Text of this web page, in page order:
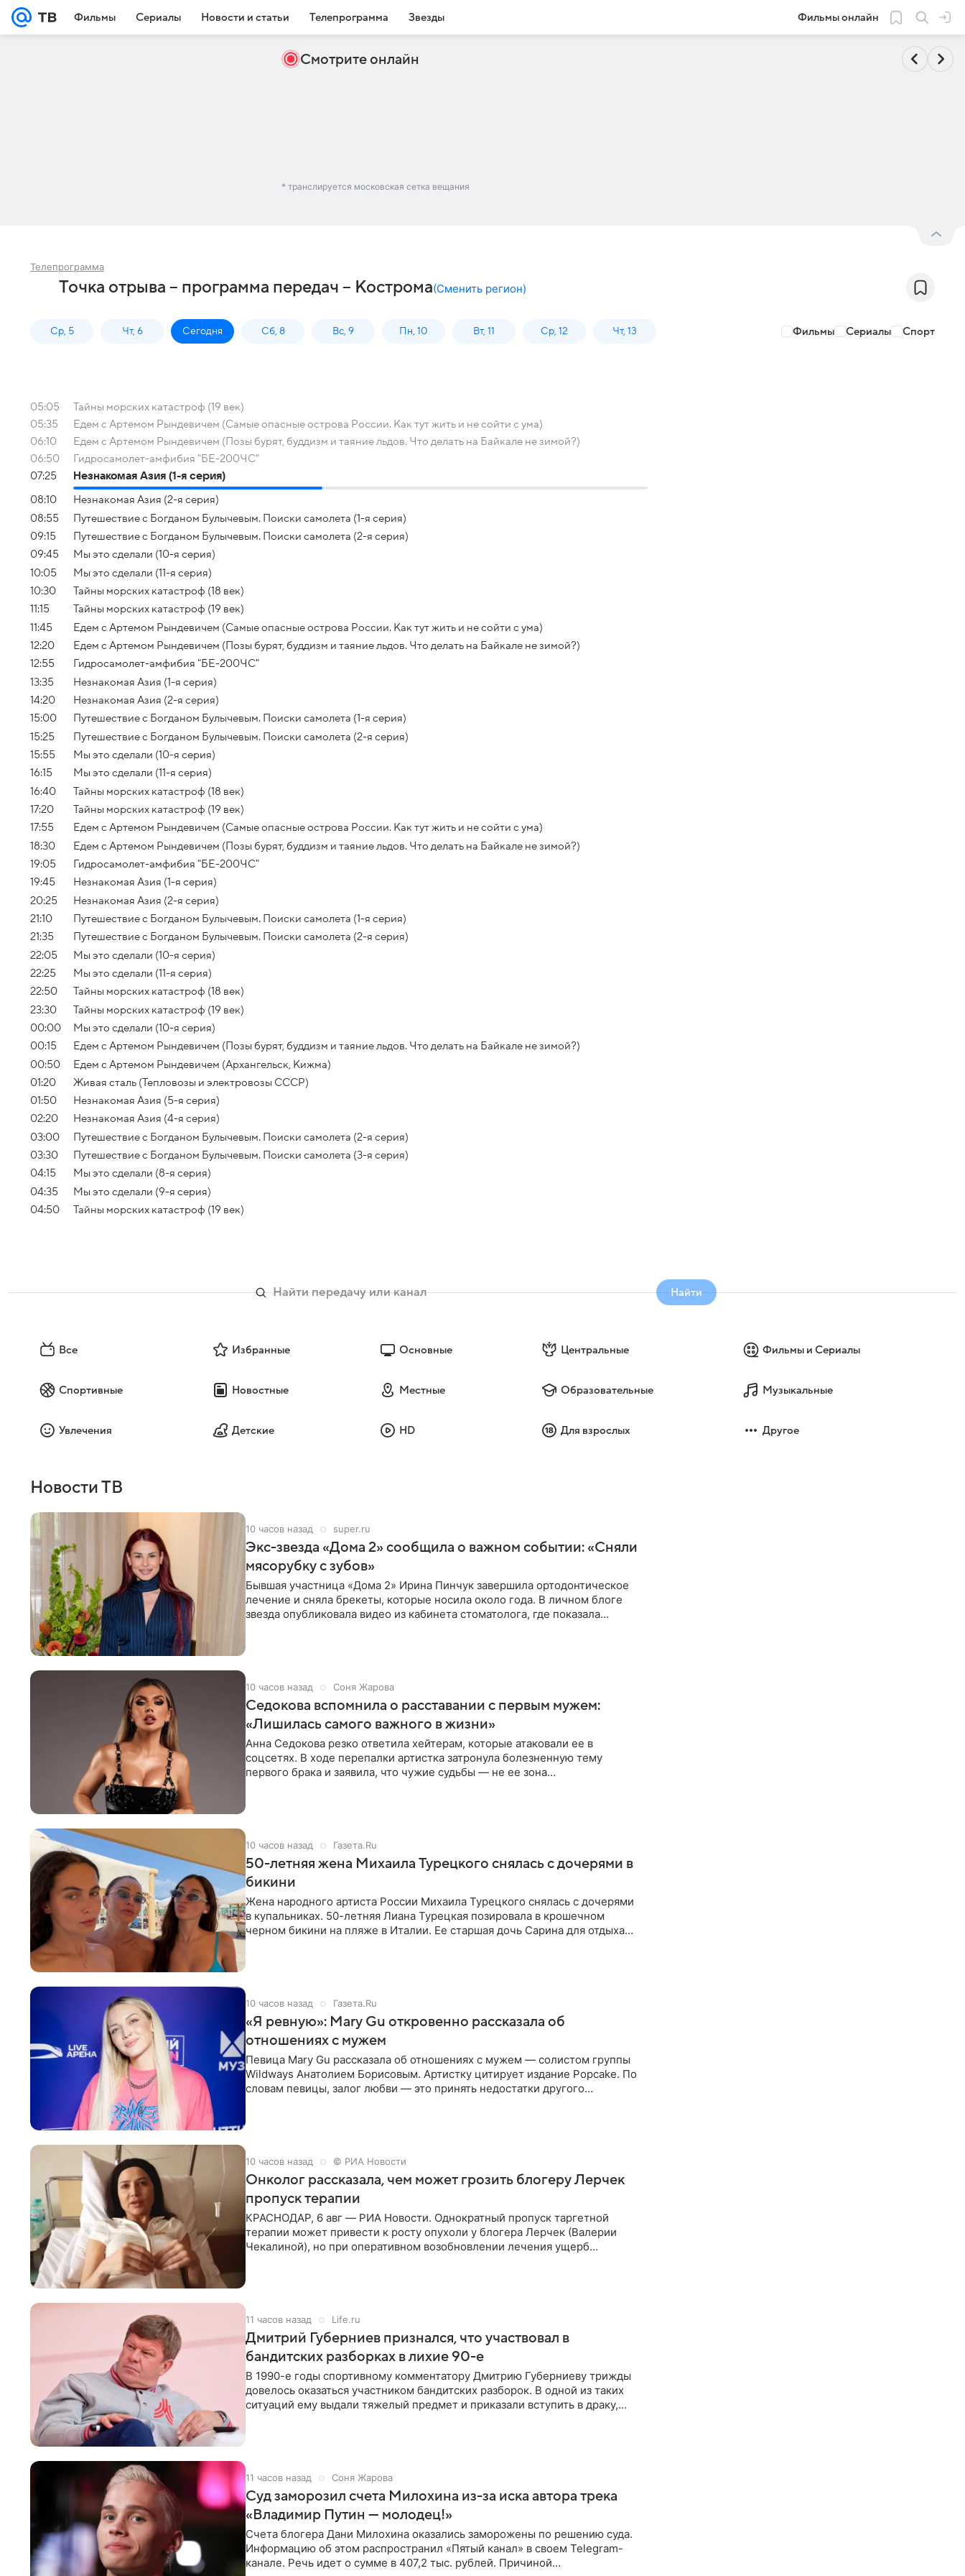
Фильмы Сериалы Новости и статьи Телепрограмма Звезды Фильмы онлайн
Смотрите онлайн
* транслируется московская сетка вещания
Телепрограмма
Точка отрыва – программа передач – Кострома(Сменить регион)
Ср, 5 Чт, 6 Сегодня Сб, 8 Вс, 9 Пн, 10 Вт, 11 Ср, 12 Чт, 13 Фильмы Сериалы Спорт
05:05
Тайны морских катастроф (19 век)
05:35
Едем с Артемом Рындевичем (Самые опасные острова России. Как тут жить и не сойти с ума)
06:10
Едем с Артемом Рындевичем (Позы бурят, буддизм и таяние льдов. Что делать на Байкале не зимой?)
06:50
Гидросамолет-амфибия "БЕ-200ЧС"
07:25
Незнакомая Азия (1-я серия)
08:10
Незнакомая Азия (2-я серия)
08:55
Путешествие с Богданом Булычевым. Поиски самолета (1-я серия)
09:15
Путешествие с Богданом Булычевым. Поиски самолета (2-я серия)
09:45
Мы это сделали (10-я серия)
10:05
Мы это сделали (11-я серия)
10:30
Тайны морских катастроф (18 век)
11:15
Тайны морских катастроф (19 век)
11:45
Едем с Артемом Рындевичем (Самые опасные острова России. Как тут жить и не сойти с ума)
12:20
Едем с Артемом Рындевичем (Позы бурят, буддизм и таяние льдов. Что делать на Байкале не зимой?)
12:55
Гидросамолет-амфибия "БЕ-200ЧС"
13:35
Незнакомая Азия (1-я серия)
14:20
Незнакомая Азия (2-я серия)
15:00
Путешествие с Богданом Булычевым. Поиски самолета (1-я серия)
15:25
Путешествие с Богданом Булычевым. Поиски самолета (2-я серия)
15:55
Мы это сделали (10-я серия)
16:15
Мы это сделали (11-я серия)
16:40
Тайны морских катастроф (18 век)
17:20
Тайны морских катастроф (19 век)
17:55
Едем с Артемом Рындевичем (Самые опасные острова России. Как тут жить и не сойти с ума)
18:30
Едем с Артемом Рындевичем (Позы бурят, буддизм и таяние льдов. Что делать на Байкале не зимой?)
19:05
Гидросамолет-амфибия "БЕ-200ЧС"
19:45
Незнакомая Азия (1-я серия)
20:25
Незнакомая Азия (2-я серия)
21:10
Путешествие с Богданом Булычевым. Поиски самолета (1-я серия)
21:35
Путешествие с Богданом Булычевым. Поиски самолета (2-я серия)
22:05
Мы это сделали (10-я серия)
22:25
Мы это сделали (11-я серия)
22:50
Тайны морских катастроф (18 век)
23:30
Тайны морских катастроф (19 век)
00:00
Мы это сделали (10-я серия)
00:15
Едем с Артемом Рындевичем (Позы бурят, буддизм и таяние льдов. Что делать на Байкале не зимой?)
00:50
Едем с Артемом Рындевичем (Архангельск, Кижма)
01:20
Живая сталь (Тепловозы и электровозы СССР)
01:50
Незнакомая Азия (5-я серия)
02:20
Незнакомая Азия (4-я серия)
03:00
Путешествие с Богданом Булычевым. Поиски самолета (2-я серия)
03:30
Путешествие с Богданом Булычевым. Поиски самолета (3-я серия)
04:15
Мы это сделали (8-я серия)
04:35
Мы это сделали (9-я серия)
04:50
Тайны морских катастроф (19 век)
Найти
Все Избранные Основные Центральные Фильмы и Сериалы
Спортивные Новостные Местные Образовательные Музыкальные
Увлечения Детские HD Для взрослых Другое
Новости ТВ
10 часов назад super.ru
Экс-звезда «Дома 2» сообщила о важном событии: «Сняли
мясорубку с зубов»
Бывшая участница «Дома 2» Ирина Пинчук завершила ортодонтическое
лечение и сняла брекеты, которые носила около года. В личном блоге
звезда опубликовала видео из кабинета стоматолога, где показала
10 часов назад Соня Жарова
Седокова вспомнила о расставании с первым мужем:
«Лишилась самого важного в жизни»
Анна Седокова резко ответила хейтерам, которые атаковали ее в
соцсетях. В ходе перепалки артистка затронула болезненную тему
первого брака и заявила, что чужие судьбы — не ее зона
10 часов назад Газета.Ru
50-летняя жена Михаила Турецкого снялась с дочерями в
бикини
Жена народного артиста России Михаила Турецкого снялась с дочерями
в купальниках. 50-летняя Лиана Турецкая позировала в крошечном
черном бикини на пляже в Италии. Ее старшая дочь Сарина для отдыха
10 часов назад Газета.Ru
«Я ревную»: Mary Gu откровенно рассказала об
отношениях с мужем
Певица Mary Gu рассказала об отношениях с мужем — солистом группы
Wildways Анатолием Борисовым. Артистку цитирует издание Popcake. По
словам певицы, залог любви — это принять недостатки другого
10 часов назад © РИА Новости
Онколог рассказала, чем может грозить блогеру Лерчек
пропуск терапии
КРАСНОДАР, 6 авг — РИА Новости. Однократный пропуск таргетной
терапии может привести к росту опухоли у блогера Лерчек (Валерии
Чекалиной), но при оперативном возобновлении лечения ущерб
11 часов назад Life.ru
Дмитрий Губерниев признался, что участвовал в
бандитских разборках в лихие 90-е
В 1990-е годы спортивному комментатору Дмитрию Губерниеву трижды
довелось оказаться участником бандитских разборок. В одной из таких
ситуаций ему выдали тяжелый предмет и приказали вступить в драку,
11 часов назад Соня Жарова
Суд заморозил счета Милохина из-за иска автора трека
«Владимир Путин — молодец!»
Счета блогера Дани Милохина оказались заморожены по решению суда.
Информацию об этом распространил «Пятый канал» в своем Telegram-
канале. Речь идет о сумме в 407,2 тыс. рублей. Причиной